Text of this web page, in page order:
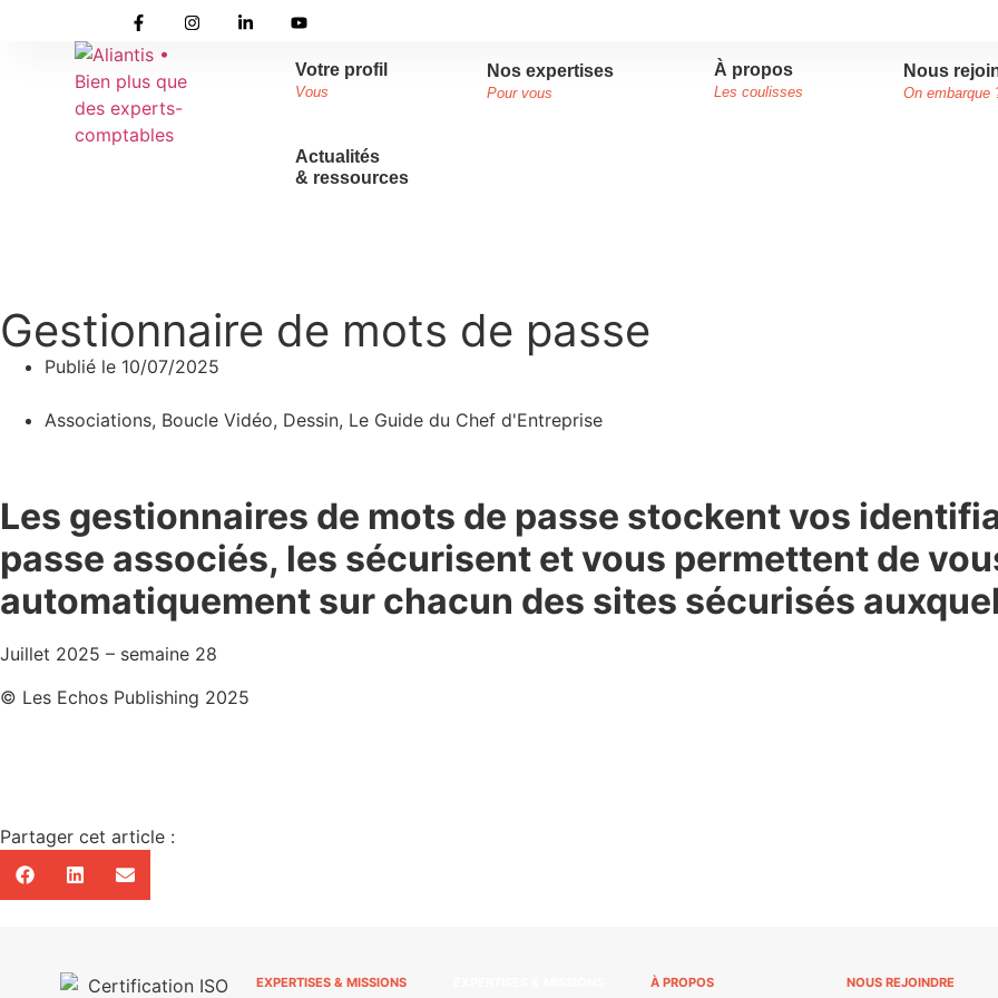
Votre profil
Vous
Nos expertises
Pour vous
À propos
Les coulisses
Nous
On embarque
Actualités
& ressources
Gestionnaire de mots de passe
Publié le 10/07/2025
Associations, Boucle Vidéo, Dessin, Le Guide du Chef d'Entreprise
Les gestionnaires de mots de passe stockent vos
passe associés, les sécurisent et vous permettent de
automatiquement sur chacun des sites sécurisés
Juillet 2025 – semaine 28
© Les Echos Publishing 2025
Partager cet article :
EXPERTISES & MISSIONS À PROPOS NOUS REJOINDRE